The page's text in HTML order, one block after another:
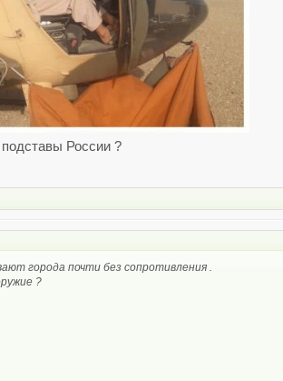
России ?
города почти без сопротивления .
?